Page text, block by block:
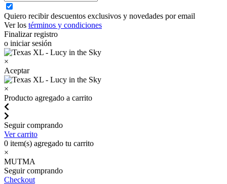
Quiero recibir descuentos exclusivos y novedades por email
Ver los términos y condiciones
Finalizar registro
o iniciar sesión
×
Aceptar
×
Producto agregado a carrito
Seguir comprando
Ver carrito
0 item(s) agregado tu carrito
×
MUTMA
Seguir comprando
Checkout